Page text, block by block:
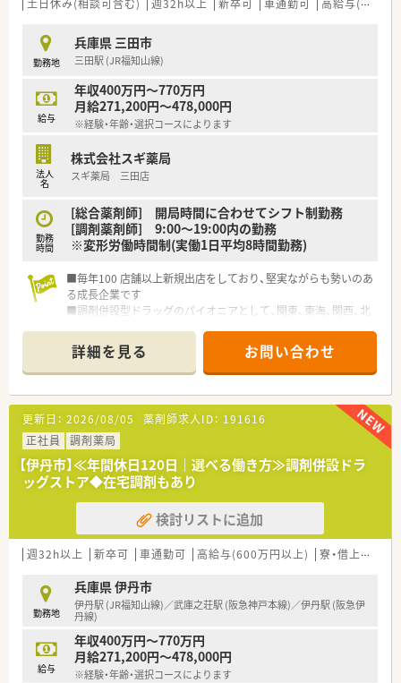
土日休み(相談可含む) 週32h以上 新卒可 車通勤可 高給与(600万円以上)
勤務地
兵庫県 三田市
三田駅 (JR福知山線)
給与
年収400万円～770万円
月給271,200円～478,000円
※経験・年齢・選択コースによります
法人
名
株式会社スギ薬局
スギ薬局 三田店
勤務
時間
[総合薬剤師] 開局時間に合わせてシフト制勤務
[調剤薬剤師] 9:00～19:00内の勤務
※変形労働時間制(実働1日平均8時間勤務)
■毎年100 店舗以上新規出店をしており、堅実ながらも勢いのあ
る成長企業です
■調剤併設型ドラッグのパイオニアとして、関東、東海、関西、北
■研修制度は様々なプランがあり、集合研修だけでなく任意で受
講可能な研修も幅広く用意されています
■店舗で活躍する従業員、社外で活躍する従業員、将来経営幹部
となる従業員など、薬剤師として様々な活躍ができるフィールド
を用意されています
■総合薬剤師・調剤薬剤師（土日休み・19時までの勤務）どちらか
の働き方を選択できます
■調剤併設型だけでなく「医療モール・クリニック併設店舗」「敷
地内薬局」「訪問調剤特化型店舗」など様々な店舗を運営してい
ます
■在宅医療にも積極的取り組んでおり「訪問調剤特化型店舗」を
50店舗以上、無菌調剤室は業界最多の51店舗設置しています
■「プラチナくるみん認定企業」「健康経営優良法人2023（大規模
法人部門）認定」等を取得し一人ひとりが働きやすい環境が整備
■充実した研修制度、人事制度、評価制度、キャリア支援制度等
があるのも特徴です
詳細を見る お問い合わせ
更新日： 2026/08/05 薬剤師求人ID： 191616
正社員
調剤薬局
【伊丹市】≪年間休日120日｜選べる働き方≫調剤併設ドラ
ッグストア◆在宅調剤もあり
検討リストに追加
週32h以上 新卒可 車通勤可 高給与(600万円以上) 寮・借上社宅あり
勤務地
兵庫県 伊丹市
伊丹駅 (JR福知山線)／武庫之荘駅 (阪急神戸本線)／伊丹駅 (阪急伊
丹線)
給与
年収400万円～770万円
月給271,200円～478,000円
※経験・年齢・選択コースによります